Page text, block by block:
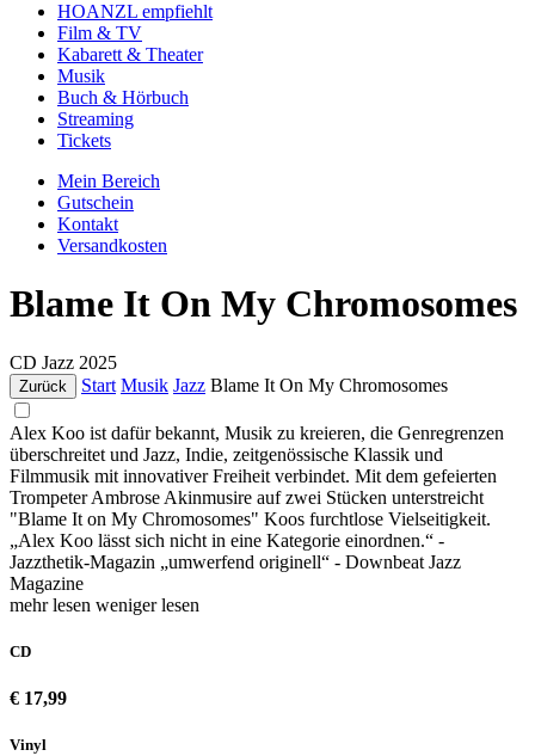
HOANZL empfiehlt
Film & TV
Kabarett & Theater
Musik
Buch & Hörbuch
Streaming
Tickets
Mein Bereich
Gutschein
Kontakt
Versandkosten
Blame It On My Chromosomes
CD Jazz 2025
Zurück Start Musik Jazz Blame It On My Chromosomes
Alex Koo ist dafür bekannt, Musik zu kreieren, die Genregrenzen
überschreitet und Jazz, Indie, zeitgenössische Klassik und
Filmmusik mit innovativer Freiheit verbindet. Mit dem gefeierten
Trompeter Ambrose Akinmusire auf zwei Stücken unterstreicht
"Blame It on My Chromosomes" Koos furchtlose Vielseitigkeit.
„Alex Koo lässt sich nicht in eine Kategorie einordnen.“ -
Jazzthetik-Magazin „umwerfend originell“ - Downbeat Jazz
Magazine
mehr lesen weniger lesen
CD
€ 17,99
Vinyl